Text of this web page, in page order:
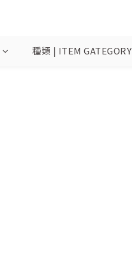
種類 | ITEM GATEGORY